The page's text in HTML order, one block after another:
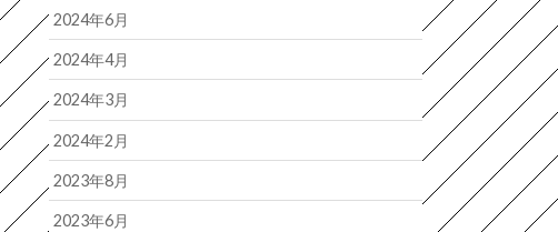
2024年6月
2024年4月
2024年3月
2024年2月
2023年8月
2023年6月